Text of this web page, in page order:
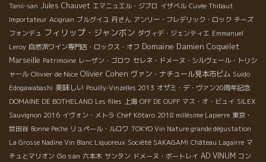
Tanii-san Jules Chauvet エマニュエル・ジブロ イザベル Cuvée Thibaut
Importateur Acignan ブルグイユ 丹さん アンリー・フレデリック・ロック チーズ
フォンデュ フィリップ・ジャンボン ダヴィデ・ジェンティエ Emmanuel
Leroy 自然派ワイン専門店・ロックス・オフ Domaine Damien Coquelet
Marseille Patrimoine レーザン・ゴロワ セレネ・ドメーヌ・シルヴェール・トリシ
ャール Olivier de Nice Olivier Cohen ヴァン・ナチュール見本市ビム Suido
Edogawabashi 美味しい Pouilly-Vinzelles 2013 オザミ・デ・ヴァン20周年記念
DOMAINE DE BOTHELAND Les filles 上海 OFF DE OUFF マス・オ・ビュイ SILEX
Sauvignon 2016 イヴォン・メトラ Chef Kôtaro 2018 millésime Lapierre 東京・
世田谷 Bonne Peche リュペール・ルロワ TOKYO Vin Nature grande dégustation
La Grosse Nadine Vin Blanc Liquoreux Société SAKAGAMI Château Lagairre マ
チュとマリオン Go san 六本木 サンタン ドメーヌ・ボートレイ AD VINUM コン